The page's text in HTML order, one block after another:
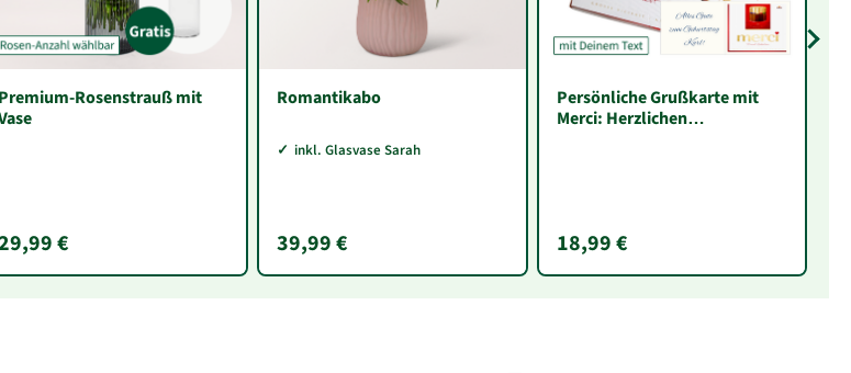
Premium-Rosenstrauß mit
€
Romantikabo
inkl. Glasvase Sarah
39,99 €
Persönliche Grußkarte mit
Merci: Herzlichen
18,99 €